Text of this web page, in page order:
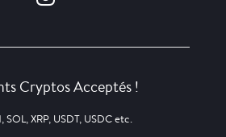
Cryptos Acceptés !
SOL, XRP, USDT, USDC etc.